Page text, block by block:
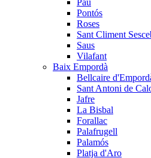
Pau
Pontós
Roses
Sant Climent
Saus
Vilafant
Baix Empordà
Bellcaire
Sant Antoni de
Jafre
La Bisbal
Forallac
Palafrugell
Palamós
Platja d'Aro